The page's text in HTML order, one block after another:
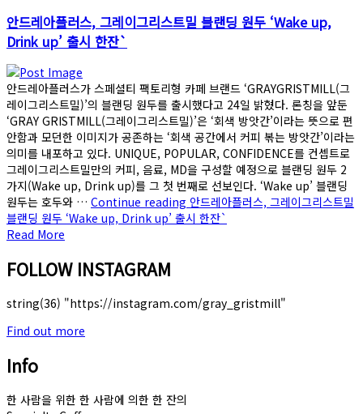
안드레아플러스, 그레이그리스트밀 블랜딩 원두 ‘Wake up,
Drink up’ 출시 한잔`
안드레아플러스가 스페셜티 팩토리형 카페 브랜드 ‘GRAYGRISTMILL(그
레이그리스트밀)’의 블랜딩 원두를 출시했다고 24일 밝혔다. 론칭을 앞둔
‘GRAY GRISTMILL(그레이그리스트밀)’은 ‘회색 방앗간’이라는 뜻으로 편
안함과 모던한 이미지가 공존하는 ‘회색 공간에서 커피 볶는 방앗간’이라는
의미를 내포하고 있다. UNIQUE, POPULAR, CONFIDENCE를 컨셉트로
그레이그리스트밀만의 커피, 음료, MD을 구성할 예정으로 블랜딩 원두 2
가지(Wake up, Drink up)를 그 첫 번째로 선보인다. ‘Wake up’ 블랜딩
원두는 호두와 … Continue reading 안드레아플러스, 그레이그리스트밀
블랜딩 원두 ‘Wake up, Drink up’ 출시 한잔`
Read More
FOLLOW INSTAGRAM
string(36) "https://instagram.com/gray_gristmill"
Find out more
Info
한 사람을 위한 한 사람에 의한 한 잔의